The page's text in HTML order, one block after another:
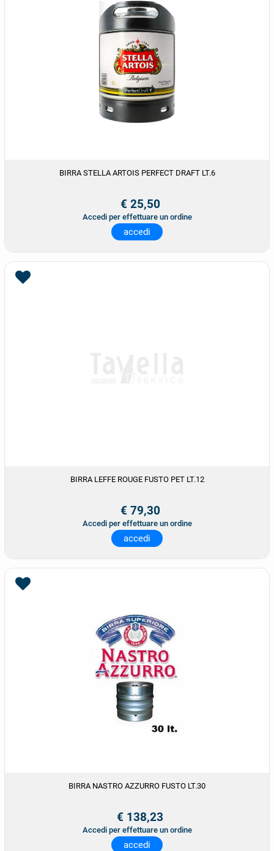
BIRRA STELLA ARTOIS PERFECT DRAFT LT.6
€ 25,50
Accedi per effettuare un ordine
accedi
BIRRA LEFFE ROUGE FUSTO PET LT.12
€ 79,30
Accedi per effettuare un ordine
accedi
BIRRA NASTRO AZZURRO FUSTO LT.30
€ 138,23
Accedi per effettuare un ordine
accedi